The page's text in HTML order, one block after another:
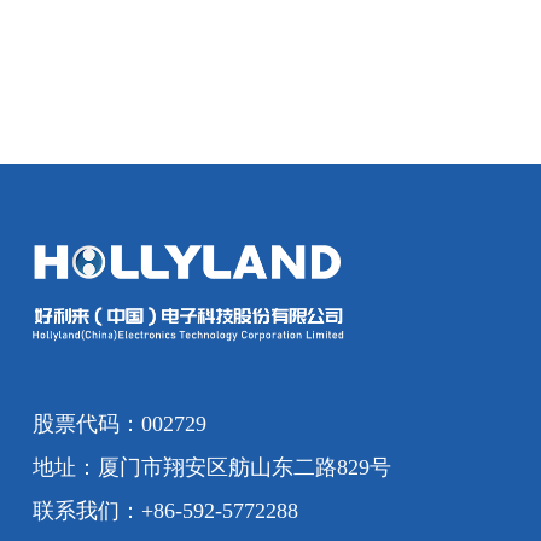
股票代码：002729
地址：厦门市翔安区舫山东二路829号
联系我们：+86-592-5772288